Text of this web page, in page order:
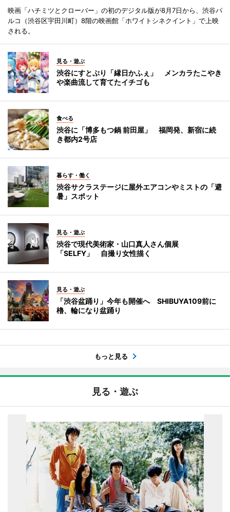
映画「ハチミツとクローバー」の初のデジタル版が8月7日から、渋谷パ
ルコ（渋谷区宇田川町）8階の映画館「ホワイトシネクイント」で上映
される。
見る・遊ぶ
渋谷にすとぷり「縁日かふぇ」 メンカラたこやき
や楽曲流して育てたイチゴも
食べる
渋谷に「博多もつ鍋 前田屋」 福岡発、新宿に続
き都内2号店
暮らす・働く
渋谷サクラステージに屋外エアコンやミストの「避
暑」スポット
見る・遊ぶ
渋谷で現代美術家・山口真人さん個展
「SELFY」 自撮り女性描く
見る・遊ぶ
「渋谷盆踊り」今年も開催へ SHIBUYA109前に
櫓、輪になり盆踊り
もっと見る
見る・遊ぶ